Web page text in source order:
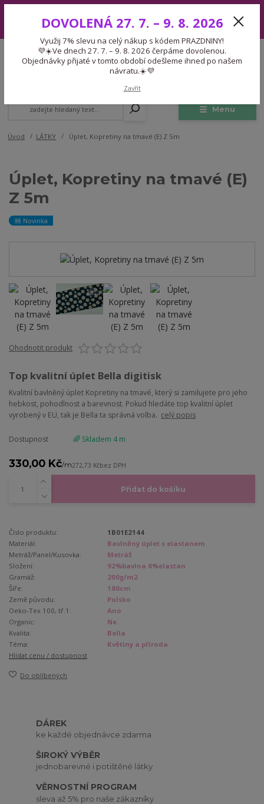
7. – 9. 8. 2026 čerpáme dovolenou. Objednávky přijaté v tomto období
odešleme ihned po našem návratu.☀️💜
Menu
CZK
Expedice 775 866 913
Po-Čt 9-15:30 Pá 9-14:30 Pauza 13-13:45
Úvod LÁTKY Úplet, Kopretiny na tmavé (E) Z 5m
Úplet, Kopretiny na tmavé (E)
Z 5m
🆕 Novinka
Ohodnotit produkt
Top kvalitní úplet Bella digitisk
Kvalitní bavlněný úplet Kopretiny na tmavé, který si zamilujete pro jeho
hebkost, pohodlnost a barevnost. Pokud hledáte top kvalitní úplet
vyrobený v EU, tak je Bella ta správná volba. celý popis
Dostupnost 🌈 Skladem 4 m
330,00 Kč/m272,73 Kčbez DPH
Přidat do košíku
Číslo produktu:
1B01E2144
Materiál:
Bavlněný úplet s elastanem
Metráž/Panel/Kusovka:
Metráž
Složení:
92%bavlna 8%elastan
Gramáž:
200g/m2
Šíře:
180cm
Země původu:
Polsko
Oeko-Tex 100, tř.1:
Ano
Organic:
Ne
Kvalita:
Bella
Téma:
Květiny a příroda
Hlídat cenu / dostupnost
Do oblíbených
DÁREK
ke každé objednávce zdarma
ŠIROKÝ VÝBĚR
jednobarevné i potištěné látky
VĚRNOSTNÍ PROGRAM
sleva až 5% pro naše zákazníky
DOVOLENÁ 27. 7. – 9. 8. 2026
Využij 7% slevu na celý nákup s kódem PRAZDNINY!
💜☀️Ve dnech 27. 7. – 9. 8. 2026 čerpáme dovolenou.
Objednávky přijaté v tomto období odešleme ihned po našem
návratu.☀️💜
Zavřít